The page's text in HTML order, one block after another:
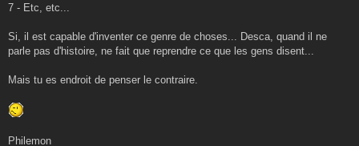
7 - Etc, etc...
Si, il est capable d'inventer ce genre de choses... Desca, quand il ne
parle pas d'histoire, ne fait que reprendre ce que les gens disent...
Mais tu es endroit de penser le contraire.
Philemon